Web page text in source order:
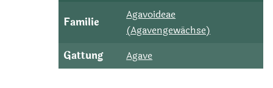
Familie
Agavoideae
(Agavengewächse)
Gattung
Agave